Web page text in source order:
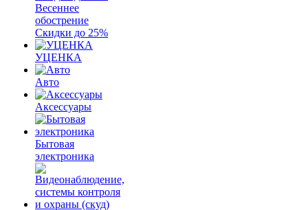
Весеннее
обострение
Скидки до 25%
УЦЕНКА
Авто
Аксессуары
Бытовая
электроника